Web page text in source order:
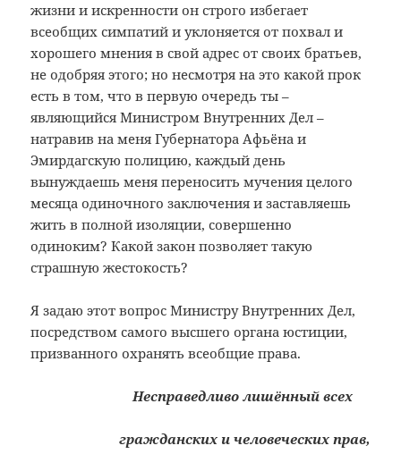
жизни и искренности он строго избегает
всеобщих симпатий и уклоняется от похвал и
хорошего мнения в свой адрес от своих братьев,
не одобряя этого; но несмотря на это какой прок
есть в том, что в первую очередь ты –
являющийся Министром Внутренних Дел –
натравив на меня Губернатора Афьёна и
Эмирдагскую полицию, каждый день
вынуждаешь меня переносить мучения целого
месяца одиночного заключения и заставляешь
жить в полной изоляции, совершенно
одиноким? Какой закон позволяет такую
страшную жестокость?
Я задаю этот вопрос Министру Внутренних Дел,
посредством самого высшего органа юстиции,
призванного охранять всеобщие права.
Несправедливо лишённый всех
гражданских и человеческих прав,